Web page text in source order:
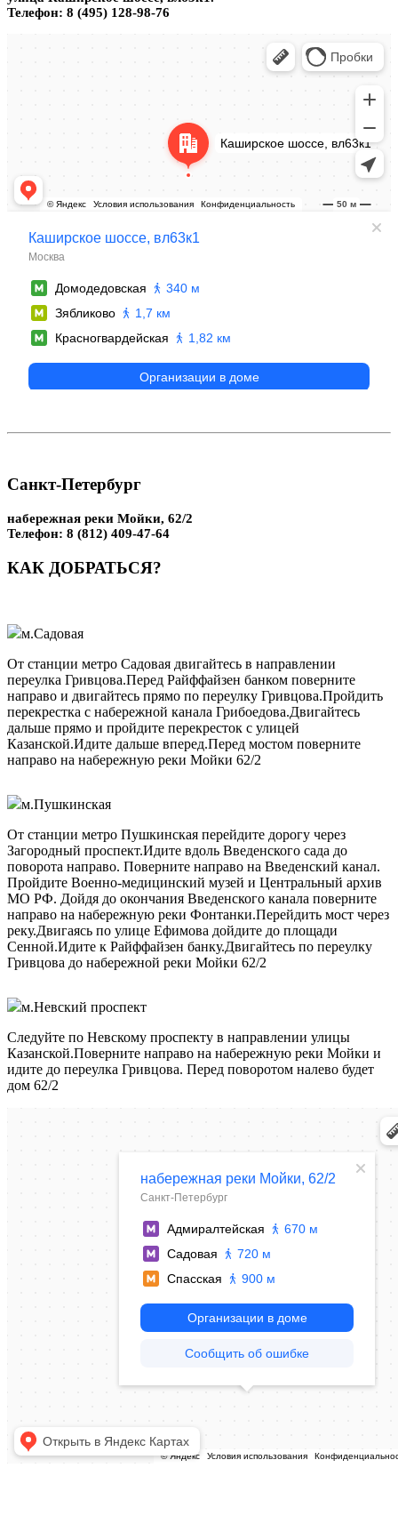
Телефон: 8 (495) 128-98-76
Санкт-Петербург
набережная реки Мойки, 62/2
Телефон: 8 (812) 409-47-64
КАК ДОБРАТЬСЯ?
м.Садовая
От станции метро Садовая двигайтесь в направлении
переулка Гривцова.Перед Райффайзен банком поверните
направо и двигайтесь прямо по переулку Гривцова.Пройдить
перекрестка с набережной канала Грибоедова.Двигайтесь
дальше прямо и пройдите перекресток с улицей
Казанской.Идите дальше вперед.Перед мостом поверните
направо на набережную реки Мойки 62/2
м.Пушкинская
От станции метро Пушкинская перейдите дорогу через
Загородный проспект.Идите вдоль Введенского сада до
поворота направо. Поверните направо на Введенский канал.
Пройдите Военно-медицинский музей и Центральный архив
МО РФ. Дойдя до окончания Введенского канала поверните
направо на набережную реки Фонтанки.Перейдить мост через
реку.Двигаясь по улице Ефимова дойдите до площади
Сенной.Идите к Райффайзен банку.Двигайтесь по переулку
Гривцова до набережной реки Мойки 62/2
м.Невский проспект
Следуйте по Невскому проспекту в направлении улицы
Казанской.Поверните направо на набережную реки Мойки и
идите до переулка Гривцова. Перед поворотом налево будет
дом 62/2